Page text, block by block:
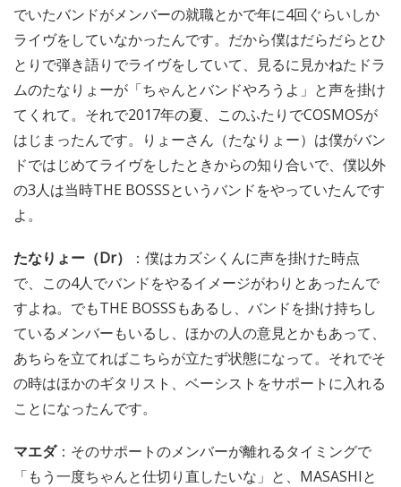
でいたバンドがメンバーの就職とかで年に4回ぐらいしか
ライヴをしていなかったんです。だから僕はだらだらとひ
とりで弾き語りでライヴをしていて、見るに見かねたドラ
ムのたなりょーが「ちゃんとバンドやろうよ」と声を掛け
てくれて。それで2017年の夏、このふたりでCOSMOSが
はじまったんです。りょーさん（たなりょー）は僕がバン
ドではじめてライヴをしたときからの知り合いで、僕以外
の3人は当時THE BOSSSというバンドをやっていたんです
よ。
たなりょー（Dr）
：僕はカズシくんに声を掛けた時点
で、この4人でバンドをやるイメージがわりとあったんで
すよね。でもTHE BOSSSもあるし、バンドを掛け持ちし
ているメンバーもいるし、ほかの人の意見とかもあって、
あちらを立てればこちらが立たず状態になって。それでそ
の時はほかのギタリスト、ベーシストをサポートに入れる
ことになったんです。
マエダ：そのサポートのメンバーが離れるタイミングで
「もう一度ちゃんと仕切り直したいな」と、MASASHIと